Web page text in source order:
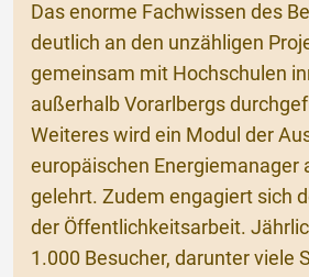
Das enorme Fachwissen des
deutlich an den unzähligen
gemeinsam mit Hochschulen
außerhalb Vorarlbergs
Weiteres wird ein Modul der
europäischen Energiemanager
gelehrt. Zudem engagiert sich
der Öffentlichkeitsarbeit.
1.000 Besucher, darunter viele